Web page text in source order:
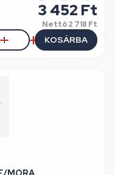
3 452 Ft
Nettó2 718 Ft
KOSÁRBA